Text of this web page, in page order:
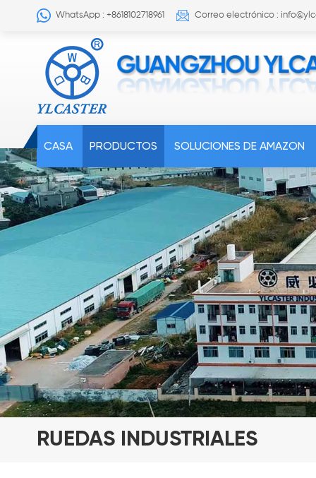
WhatsApp : +8618102718961 Correo electrónico :
CASA PRODUCTOS SOLUCIONES DE AMAZON
RUEDAS INDUSTRIALES